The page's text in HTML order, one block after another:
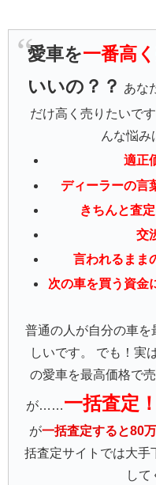
愛車を一番高
いいの？？ あな
だけ高く売りたいで
んな悩み
適正
ディーラーの言
きちんと査
交
言われるまま
次の車を買う資金
普通の人が自分の車
しいです。 でも！実
の愛車を最高価格で
が……一括査定！
が一括査定すると80
括査定サイトでは大手
して